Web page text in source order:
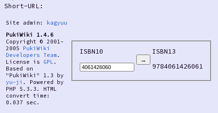
Short-URL:
Site admin: kagyuu
PukiWiki 1.4.6
Copyright © 2001-
2005 PukiWiki
Developers Team .
License is GPL .
Based on
"PukiWiki" 1.3 by
yu-ji . Powered by
PHP 5.3.3. HTML
convert time:
0.037 sec.
ISBN10
ISBN13
9784061426061